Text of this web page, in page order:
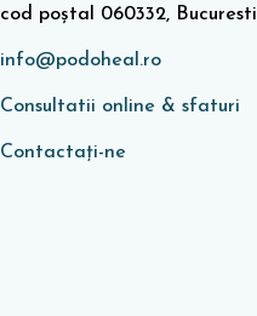
cod poștal 060332, Bucuresti
info@podoheal.ro
Consultatii online & sfaturi
Contactați-ne